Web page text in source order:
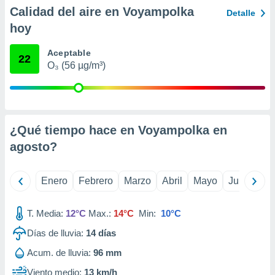
u
datos
momento
en
un
o acceder
datos
perfiles
Calidad del aire en Voyampolka
hoy
Detalle
22 Aceptable
O₃ (56 µg/m³)
¿Qué tiempo hace en Voyampolka en
agosto?
Enero Febrero Marzo Abril Mayo Junio
T. Media: 12°C Max.: 14°C Min: 10°C
Días de lluvia: 14días
Acum. de lluvia: 96 mm
Viento medio: 13 km/h